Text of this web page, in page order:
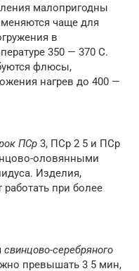
малопригодны
чаще для
в
350 — 370 С.
флюсы,
нагрев до 400 —
ПСр 3, ПСр 2 5 и ПСр
оловянными
Изделия,
при более
свинцово-серебряного
превышать 3 5 мин,